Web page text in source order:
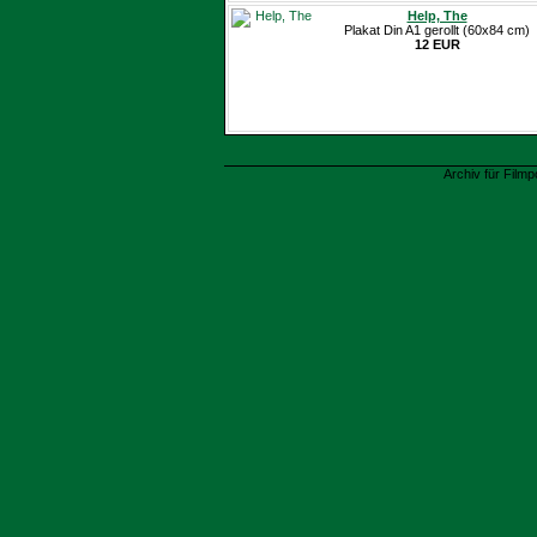
Help, The
Plakat Din A1 gerollt (60x84 cm)
12 EUR
Archiv für